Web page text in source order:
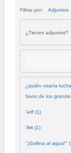
Filtrar por: Adjuntos
¿Tienes adjuntos?
¿quién osaría
favor de los
'arif (1)
'ifrit (1)
"¡Gallina al agua!"